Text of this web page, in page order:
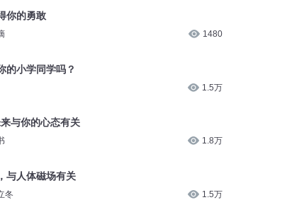
你的勇敢
1480
的小学同学吗？
1.5万
与你的心态有关
1.8万
与人体磁场有关
冬 1.5万